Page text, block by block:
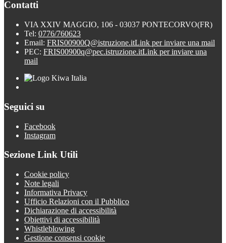
Contatti
VIA XXIV MAGGIO, 106 - 03037 PONTECORVO(FR)
Tel: 0776/760623
Email: FRIS00900Q@istruzione.itLink per inviare una mail
PEC: FRIS00900q@pec.istruzione.itLink per inviare una
mail
Seguici su
Facebook
Instagram
Sezione Link Utili
Cookie policy
Note legali
Informativa Privacy
Ufficio Relazioni con il Pubblico
Dichiarazione di accessibilità
Obiettivi di accessibilità
Whistleblowing
Gestione consensi cookie